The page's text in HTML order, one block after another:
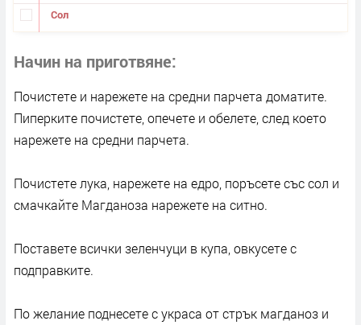
Сол
Начин на приготвяне
Почистете и нарежете на средни парчета доматите.
Пиперките почистете, опечете и обелете, след което
нарежете на средни парчета.
Почистете лука, нарежете на едро, поръсете със сол и
смачкайте Магданоза нарежете на ситно.
Поставете всички зеленчуци в купа, овкусете с
подправките.
По желание поднесете с украса от стрък магданоз и